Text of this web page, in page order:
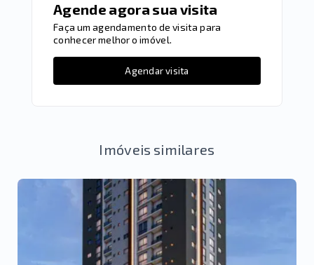
Agende agora sua visita
Faça um agendamento de visita para
conhecer melhor o imóvel.
Agendar visita
Imóveis similares